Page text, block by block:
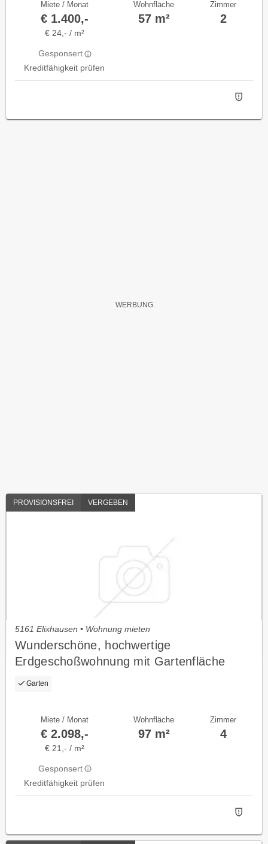
Miete / Monat
€ 1.400,-
€ 24,- / m²
Gesponsert
Kreditfähigkeit prüfen
Wohnfläche
57 m²
Zimmer
2
PROVISIONSFREI VERGEBEN
5161 Elixhausen • Wohnung mieten
Wunderschöne, hochwertige
Erdgeschoßwohnung mit Gartenfläche
Garten
Miete / Monat
€ 2.098,-
€ 21,- / m²
Gesponsert
Kreditfähigkeit prüfen
Wohnfläche
97 m²
Zimmer
4